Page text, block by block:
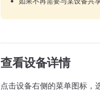
查看设备详情
点击设备右侧的菜单图标，